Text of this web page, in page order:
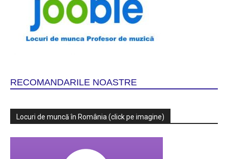
RECOMANDARILE NOASTRE
Locuri de muncă în România (click pe imagine)